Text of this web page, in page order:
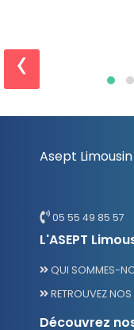
‹
Asept Limousin
05 55 49 85 57
L'ASEPT
QUI SOMMES-
RETROUVEZ
Découvrez